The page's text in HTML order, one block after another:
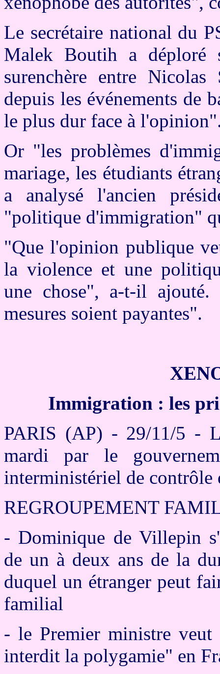
Le secrétaire national du
Malek Boutih a
surenchère entre
depuis les événements de
le plus dur face à
Or "les problèmes
mariage, les étudiants
a analysé l'ancien
"politique d'immigration"
"Que l'opinion publique
la violence et une
une chose", a-t-il
mesures soient payantes".
Immigration : les
PARIS (AP) - 29/11/5 -
mardi par le
interministériel de
REGROUPEMENT
- Dominique de Villepin
de un à deux ans de la
duquel un étranger peut
familial
- le Premier ministre
interdit la polygamie" en